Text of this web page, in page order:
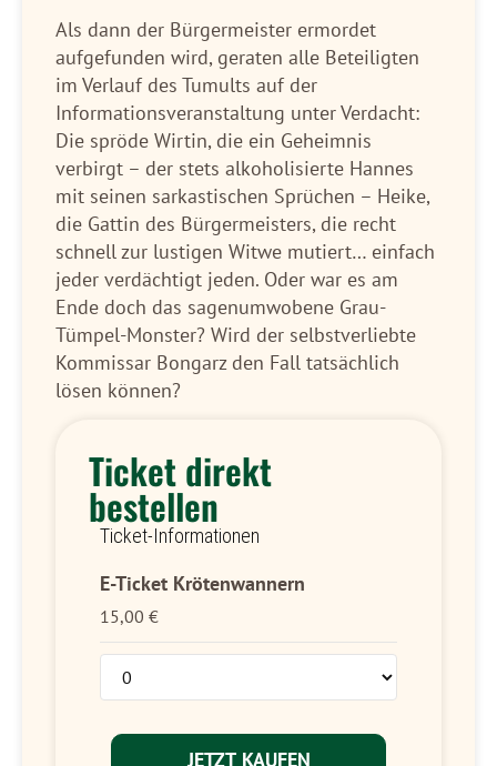
Als dann der Bürgermeister ermordet
aufgefunden wird, geraten alle Beteiligten
im Verlauf des Tumults auf der
Informationsveranstaltung unter Verdacht:
Die spröde Wirtin, die ein Geheimnis
verbirgt – der stets alkoholisierte Hannes
mit seinen sarkastischen Sprüchen – Heike,
die Gattin des Bürgermeisters, die recht
schnell zur lustigen Witwe mutiert… einfach
jeder verdächtigt jeden. Oder war es am
Ende doch das sagenumwobene Grau-
Tümpel-Monster? Wird der selbstverliebte
Kommissar Bongarz den Fall tatsächlich
lösen können?
Ticket direkt
bestellen
Ticket-Informationen
E-Ticket Krötenwannern
15,00 €
JETZT KAUFEN